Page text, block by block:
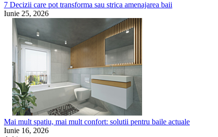
7 Decizii care pot transforma sau strica amenajarea baii
Iunie 25, 2026
Mai mult spatiu, mai mult confort: solutii pentru baile actuale
Iunie 16, 2026